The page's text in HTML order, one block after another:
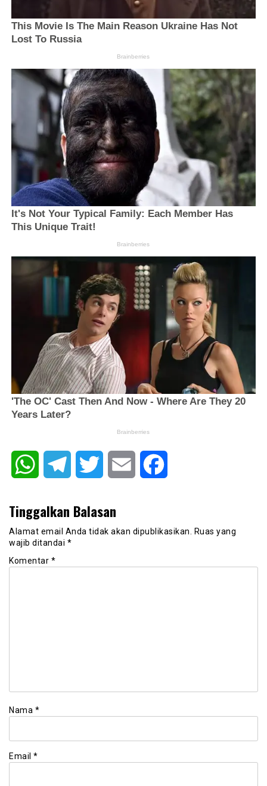
WhatsAppTelegram Twitter Email
Tinggalkan Balasan
Alamat email Anda tidak akan dipublikasikan.
Ruas yang
wajib ditandai *
Komentar *
Nama *
Email *